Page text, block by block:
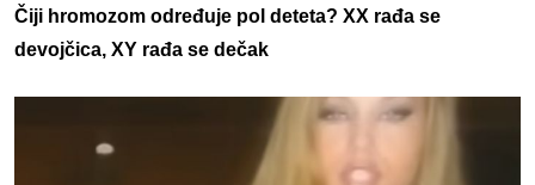
Čiji hromozom određuje pol deteta? XX rađa se
devojčica, XY rađa se dečak